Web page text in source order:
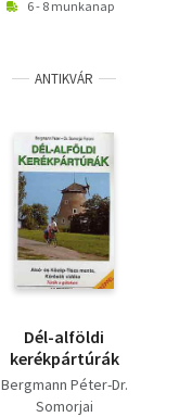
6 - 8 munkanap
ANTIKVÁR
Dél-alföldi
kerékpártúrák
Bergmann Péter-Dr.
Somorjai